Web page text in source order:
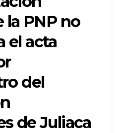
la PNP no
el acta
del
de Juliaca